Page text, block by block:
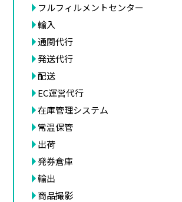
フルフィルメントセンター
輸入
通関代行
発送代行
配送
EC運営代行
在庫管理システム
常温保管
出荷
発券倉庫
輸出
商品撮影